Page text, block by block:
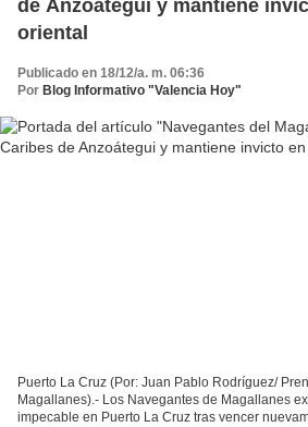
de Anzoátegui y mantiene
oriental
Publicado en 18/12/a. m. 06:36
Por Blog Informativo "Valencia Hoy"
Puerto La Cruz (Por: Juan Pablo Rodríguez/
Magallanes).- Los Navegantes de Magallanes
impecable en Puerto La Cruz tras vencer